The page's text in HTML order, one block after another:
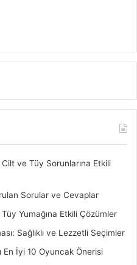
ve Tüy Sorunlarına Etkili
Sorular ve Cevaplar
Yumağına Etkili Çözümler
Sağlıklı ve Lezzetli Seçimler
En İyi 10 Oyuncak Önerisi